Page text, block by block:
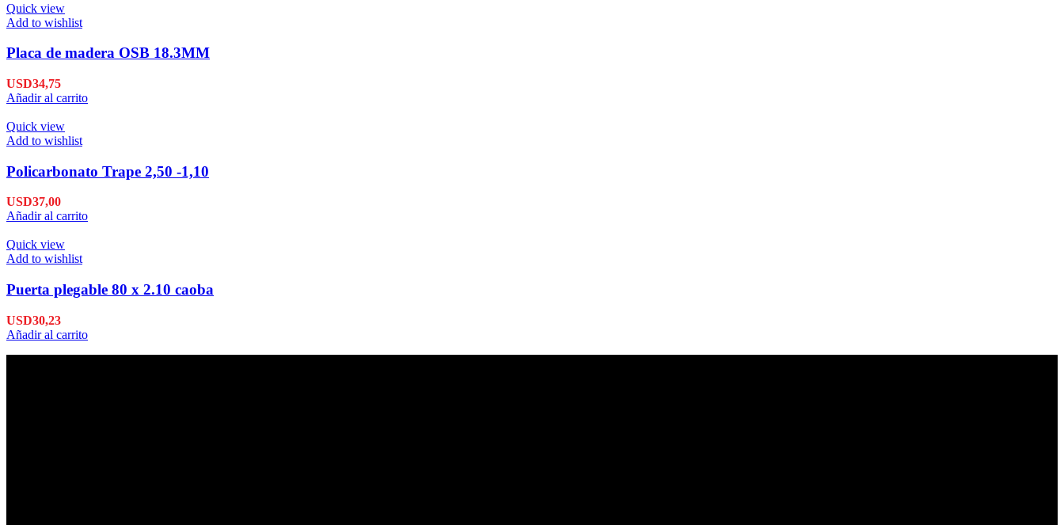
Quick view
Add to wishlist
Placa de madera OSB 18.3MM
USD34,75
Añadir al carrito
Quick view
Add to wishlist
Policarbonato Trape 2,50 -1,10
USD37,00
Añadir al carrito
Quick view
Add to wishlist
Puerta plegable 80 x 2.10 caoba
USD30,23
Añadir al carrito